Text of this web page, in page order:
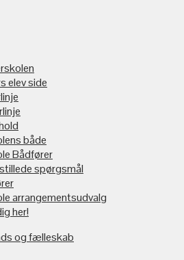
elev side
både
Bådfører
spørgsmål
arrangementsudvalg
her!
og fælleskab